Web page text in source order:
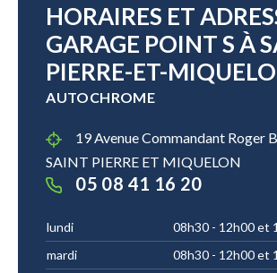
HORAIRES ET
GARAGE POINT S À
PIERRE-ET-
AUTOCHROME
19 Avenue Commandant Roger
SAINT PIERRE ET MIQUELON
05 08 41 16 20
lundi
08h30 - 12h00 et
mardi
08h30 - 12h00 et